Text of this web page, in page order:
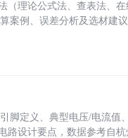
理论公式法、查表法、
案例、误差分析及选材建
脚定义、典型电压/电流值
路设计要点，数据参考自